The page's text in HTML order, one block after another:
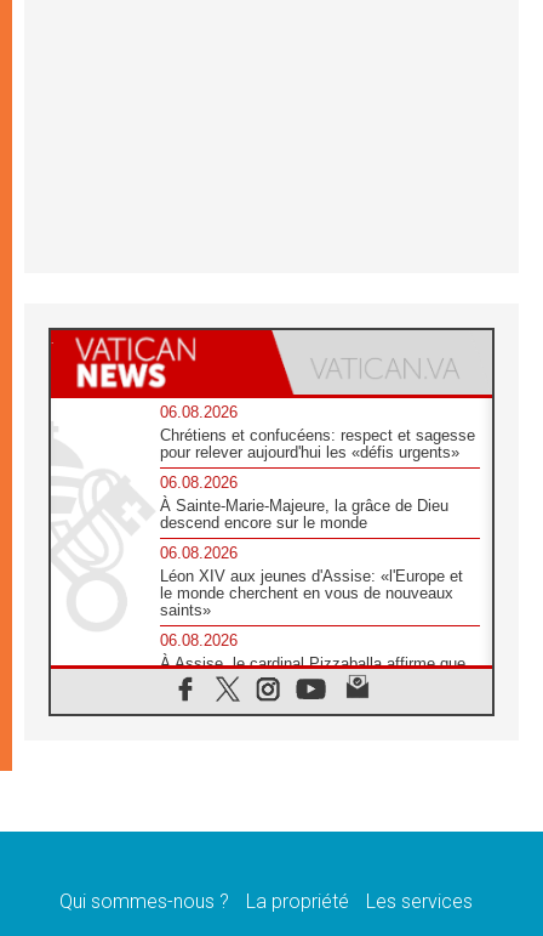
06.08.2026
Chrétiens et confucéens: respect et sagesse
pour relever aujourd'hui les «défis urgents»
06.08.2026
À Sainte-Marie-Majeure, la grâce de Dieu
descend encore sur le monde
06.08.2026
Léon XIV aux jeunes d'Assise: «l'Europe et
le monde cherchent en vous de nouveaux
saints»
06.08.2026
À Assise, le cardinal Pizzaballa affirme que
«les chrétiens veulent la paix»
06.08.2026
message de paix et de dignité humaine»
Qui sommes-nous ? La propriété
Les services